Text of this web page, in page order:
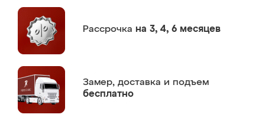
Рассрочка на 3, 4, 6 месяцев
Замер, доставка и подъем
бесплатно